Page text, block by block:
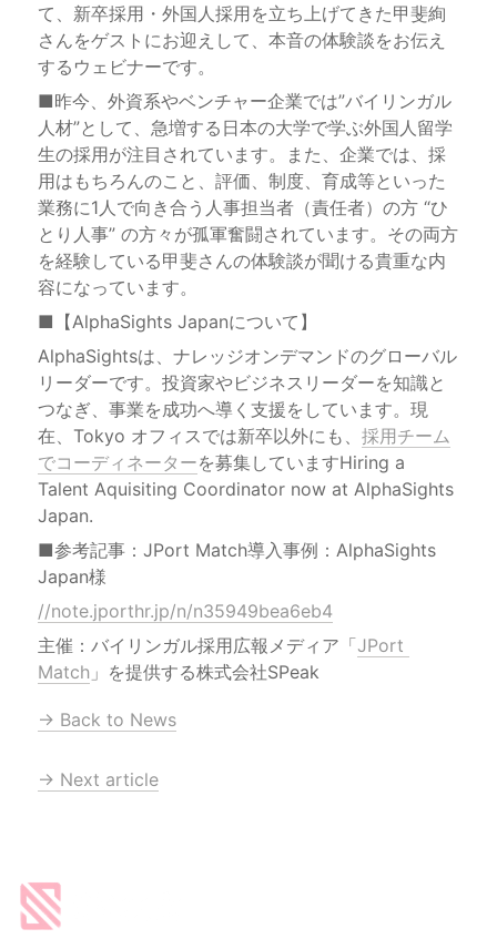
て、新卒採用・外国人採用を立ち上げてきた甲斐絢
さんをゲストにお迎えして、本音の体験談をお伝え
するウェビナーです。
■昨今、外資系やベンチャー企業では”バイリンガル
人材”として、急増する日本の大学で学ぶ外国人留学
生の採用が注目されています。また、企業では、採
用はもちろんのこと、評価、制度、育成等といった
業務に1人で向き合う人事担当者（責任者）の方 “ひ
とり人事” の方々が孤軍奮闘されています。その両方
を経験している甲斐さんの体験談が聞ける貴重な内
容になっています。
■【AlphaSights Japanについて】
AlphaSightsは、ナレッジオンデマンドのグローバル
リーダーです。投資家やビジネスリーダーを知識と
つなぎ、事業を成功へ導く支援をしています。現
在、Tokyo オフィスでは新卒以外にも、 採用チーム
でコーディネーターを募集していますHiring a
Talent Aquisiting Coordinator now at AlphaSights
Japan.
■参考記事：JPort Match導入事例：AlphaSights
//note.jporthr.jp/n/n35949bea6eb4
主催：バイリンガル採用広報メディア「JPort
Match 」を提供する株式会社SPeak
→ Back to News
→ Next article